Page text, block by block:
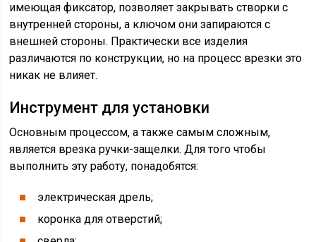
имеющая фиксатор, позволяет закрывать створки с
внутренней стороны, а ключом они запираются с
внешней стороны. Практически все изделия
различаются по конструкции, но на процесс врезки это
никак не влияет.
Инструмент для установки
Основным процессом, а также самым сложным,
является врезка ручки-защелки. Для того чтобы
выполнить эту работу, понадобятся:
электрическая дрель;
коронка для отверстий;